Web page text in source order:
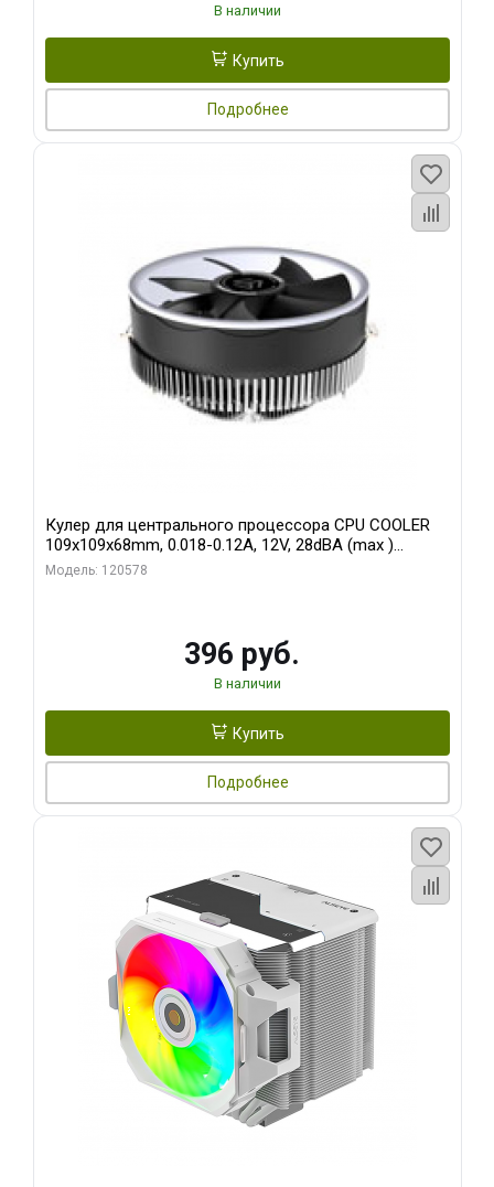
В наличии
Купить
Подробнее
Кулер для центрального процессора CPU COOLER
109x109x68mm, 0.018-0.12A, 12V, 28dBA (max )
+/-10%
Модель: 120578
396 руб.
В наличии
Купить
Подробнее